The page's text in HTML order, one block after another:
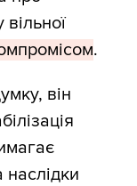
.
він
наслідки